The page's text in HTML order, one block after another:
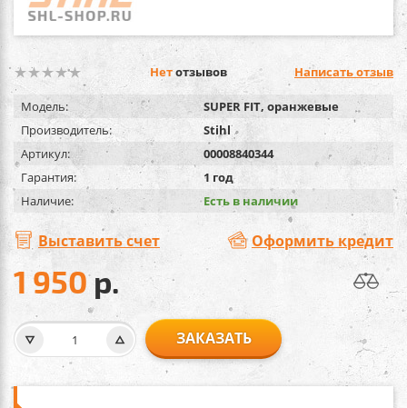
Нетотзывов Написать отзыв
Модель:
SUPER FIT, оранжевые
Производитель:
Stihl
Артикул:
00008840344
Гарантия:
1 год
Наличие:
Есть в наличии
Выставить счет Оформить кредит
1 950р.
ЗАКАЗАТЬ